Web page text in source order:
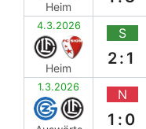
Heim
4.3.2026
Heim
S
2:1
1.3.2026 N
1:0